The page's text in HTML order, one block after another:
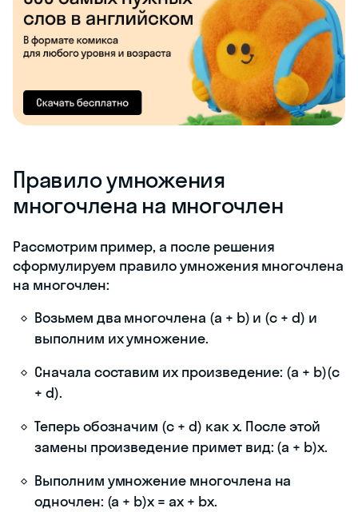
Правило умножения
многочлена на многочлен
Рассмотрим пример, а после решения
сформулируем правило умножения многочлена
на многочлен:
Возьмем два многочлена (a + b) и (c + d) и
выполним их умножение.
Сначала составим их произведение: (a + b)(c
+ d).
Теперь обозначим (c + d) как x. После этой
замены произведение примет вид: (a + b)x.
Выполним умножение многочлена на
одночлен: (a + b)x = ax + bx.